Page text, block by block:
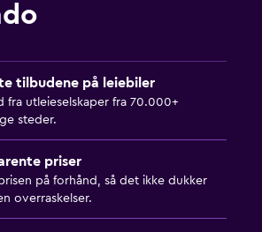
tilbudene på leiebiler
fra utleieselskaper fra 70.000+
steder.
priser
på forhånd, så det ikke dukker
overraskelser.